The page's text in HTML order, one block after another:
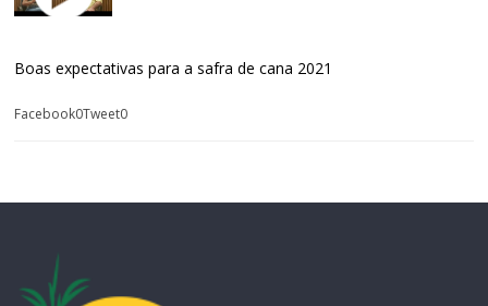
Boas expectativas para a safra de cana 2021
Facebook0Tweet0